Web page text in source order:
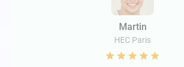
Martin
HEC Paris